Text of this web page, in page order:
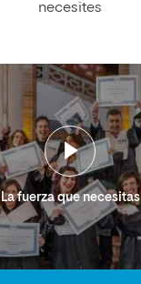
necesites
La fuerza que necesitas